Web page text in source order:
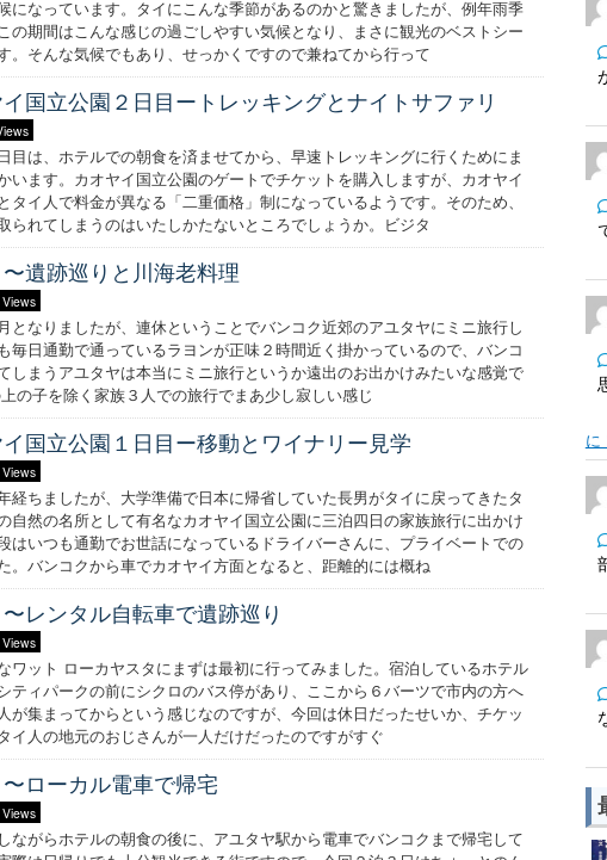
になっています。タイにこんな季節があるのかと驚きましたが、例年雨季
の期間はこんな感じの過ごしやすい気候となり、まさに観光のベストシー
。そんな気候でもあり、せっかくですので兼ねてから行って
国立公園２日目ートレッキングとナイトサファリ
目は、ホテルでの朝食を済ませてから、早速トレッキングに行くためにま
います。カオヤイ国立公園のゲートでチケットを購入しますが、カオヤイ
タイ人で料金が異なる「二重価格」制になっているようです。そのため、
られてしまうのはいたしかたないところでしょうか。ビジタ
遺跡巡りと川海老料理
となりましたが、連休ということでバンコク近郊のアユタヤにミニ旅行し
毎日通勤で通っているラヨンが正味２時間近く掛かっているので、バンコ
しまうアユタヤは本当にミニ旅行というか遠出のお出かけみたいな感覚で
子を除く家族３人での旅行でまあ少し寂しい感じ
国立公園１日目ー移動とワイナリー見学
経ちましたが、大学準備で日本に帰省していた長男がタイに戻ってきたタ
自然の名所として有名なカオヤイ国立公園に三泊四日の家族旅行に出かけ
はいつも通勤でお世話になっているドライバーさんに、プライベートでの
。バンコクから車でカオヤイ方面となると、距離的には概ね
レンタル自転車で遺跡巡り
ワット ローカヤスタにまずは最初に行ってみました。宿泊しているホテル
ティパークの前にシクロのバス停があり、ここから６バーツで市内の方へ
が集まってからという感じなのですが、今回は休日だったせいか、チケッ
イ人の地元のおじさんが一人だけだったのですがすぐ
ローカル電車で帰宅
ながらホテルの朝食の後に、アユタヤ駅から電車でバンコクまで帰宅して
に